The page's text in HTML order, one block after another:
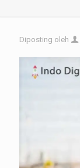
Diposting oleh